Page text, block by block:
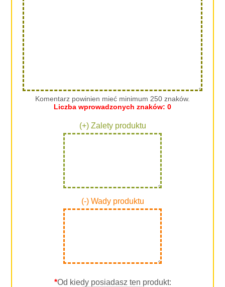
Komentarz powinien mieć minimum 250 znaków.
Liczba wprowadzonych znaków: 0
(+) Zalety produktu
(-) Wady produktu
*Od kiedy posiadasz ten produkt: